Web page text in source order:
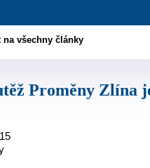
Potřebuji zaplatit
na všechny články